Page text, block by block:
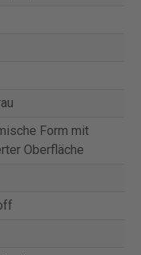
Form mit
Oberfläche